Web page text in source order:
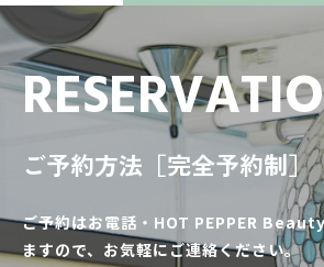
ご予約方法［完全予約制］
ご予約はお電話・HOT PEPPER
ますので、お気軽にご連絡ください。